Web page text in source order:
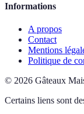
Informations
A propos
Contact
Mentions
Politique de
© 2026 Gâteaux
Certains liens sont